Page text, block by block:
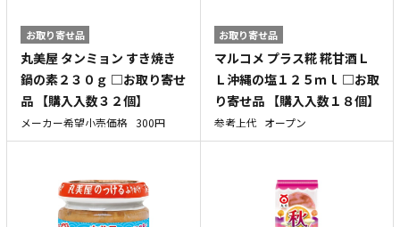
お取り寄せ品
丸美屋 タンミョン すき焼き
鍋の素２３０ｇ □お取り寄せ
品 【購入入数３２個】
メーカー希望小売価格 300円
お取り寄せ品
マルコメ プラス糀 糀甘酒Ｌ
Ｌ沖縄の塩１２５ｍｌ □お取
り寄せ品 【購入入数１８個】
参考上代 オープン